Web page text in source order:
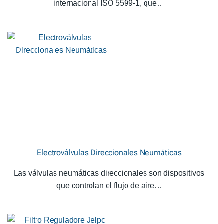
internacional ISO 5599-1, que…
Electroválvulas Direccionales Neumáticas
Las válvulas neumáticas direccionales son dispositivos
que controlan el flujo de aire…